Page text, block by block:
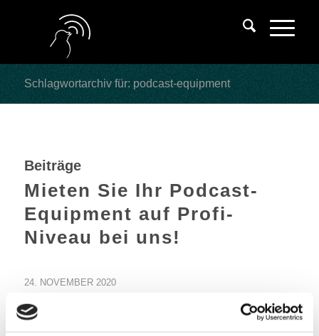
Schlagwortarchiv für: podcast-equipment
Beiträge
Mieten Sie Ihr Podcast-
Equipment auf Profi-
Niveau bei uns!
24. NOVEMBER 2020